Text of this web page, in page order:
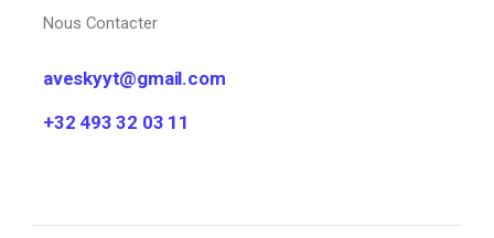
Nous Contacter
aveskyyt@gmail.com
+32 493 32 03 11